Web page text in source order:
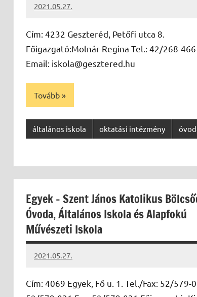
2021.05.27.
Papp
Cím: 4232 Geszteréd, Petőfi utca 8.
Főigazgató:Molnár Regina Tel.: 42/268-466
Email: iskola@gesztered.hu
Tovább
általános iskola oktatási intézmény
Egyek – Szent János Katolikus
Óvoda, Általános Iskola és Alapfokú
Művészeti Iskola
2021.05.27.
Papp
Cím: 4069 Egyek, Fő u. 1. Tel./Fax: 52/579-